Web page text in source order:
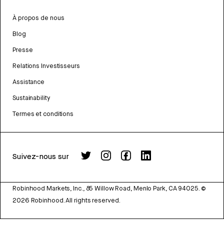
À propos de nous
Blog
Presse
Relations Investisseurs
Assistance
Sustainability
Termes et conditions
Suivez-nous sur
Robinhood Markets, Inc., 85 Willow Road, Menlo Park, CA 94025. ©
2026 Robinhood. All rights reserved.